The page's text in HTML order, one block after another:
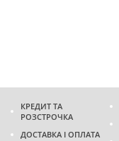
КРЕДИТ ТА
РОЗСТРОЧКА
ДОСТАВКА І ОПЛАТА